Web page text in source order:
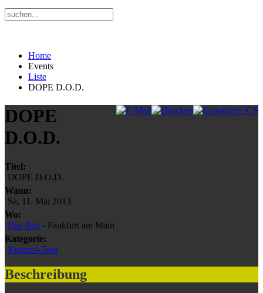
Home
Events
Liste
DOPE D.O.D.
DOPE
D.O.D.
Titel:
DOPE D.O.D.
Wann:
Sa, 11. Mai 2013
Wo:
Das Bett - Fankfurt am Main
Kategorie:
Konzert-Tour
Beschreibung